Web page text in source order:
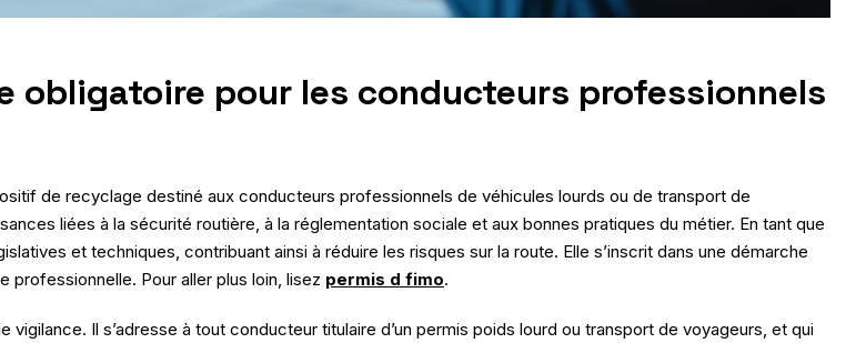
obligatoire pour les conducteurs professionnels
de recyclage destiné aux conducteurs professionnels de véhicules lourds ou de transport de
liées à la sécurité routière, à la réglementation sociale et aux bonnes pratiques du métier. En tant que
et techniques, contribuant ainsi à réduire les risques sur la route. Elle s’inscrit dans une démarche
Pour aller plus loin, lisez permis d fimo.
Il s’adresse à tout conducteur titulaire d’un permis poids lourd ou transport de voyageurs, et qui